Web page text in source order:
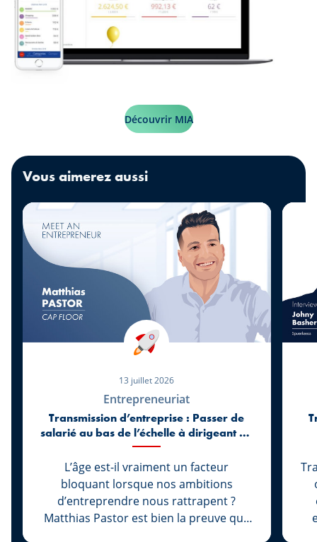
Découvrir MIA
Vous aimerez aussi
13 juillet 2026
Entrepreneuriat
Transmission d’entreprise : Passer de
salarié au bas de l’échelle à dirigeant de
l’entreprise Cap Floor à 27 ans
L’âge est-il vraiment un facteur
bloquant lorsque nos ambitions
d’entreprendre nous rattrapent ?
Matthias Pastor est bien la preuve que